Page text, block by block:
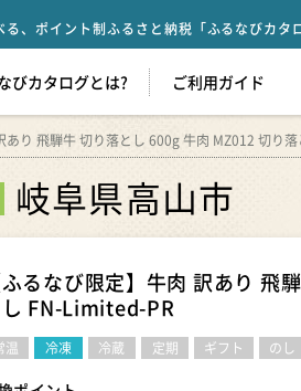
、ポイント制ふるさと納税「ふるなびカタ
びカタログとは? ご利用ガイド
あり 飛騨牛 切り落とし 600g 牛肉 MZ012 切り
岐阜県高山市
ふるなび限定】牛肉 訳あり 飛
し FN-Limited-PR
温 冷凍 冷蔵 定期 ギフト のし